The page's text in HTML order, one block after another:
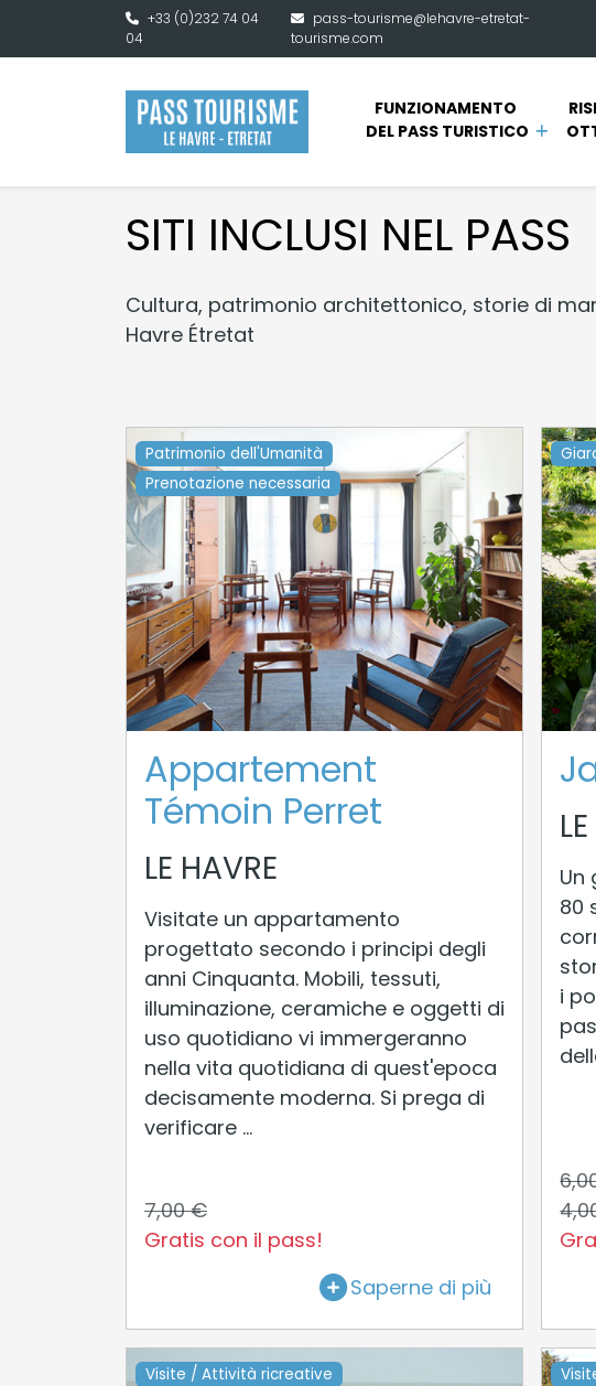
Vai al contenuto principale
+33 (0)232 74 04
04
pass-tourisme@lehavre-etretat-
tourisme.com
FUNZIONAMENTO
DEL PASS TURISTICO
SITI INCLUSI NEL PASS
Cultura, patrimonio architettonico, storie di
Havre Étretat
Patrimonio dell'Umanità
Prenotazione necessaria
Appartement
Témoin Perret
LE HAVRE
Visitate un appartamento
progettato secondo i principi degli
anni Cinquanta. Mobili, tessuti,
illuminazione, ceramiche e oggetti di
uso quotidiano vi immergeranno
nella vita quotidiana di quest'epoca
decisamente moderna. Si prega di
verificare ...
7,00 €
Gratis con il pass!
Saperne di più
Un
80
i
Visite / Attività ricreative